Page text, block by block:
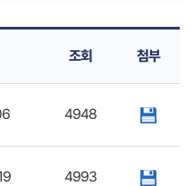
조회 첨부
4948
4993